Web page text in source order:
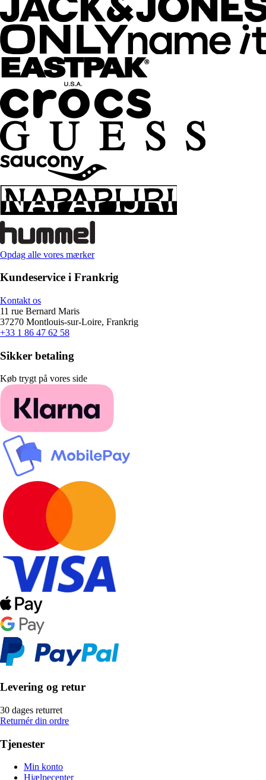
Opdag alle vores mærker
Kundeservice i Frankrig
Kontakt os
11 rue Bernard Maris
37270 Montlouis-sur-Loire, Frankrig
+33 1 86 47 62 58
Sikker betaling
Køb trygt på vores side
Levering og retur
30 dages returret
Returnér din ordre
Tjenester
Min konto
Hjælpecenter